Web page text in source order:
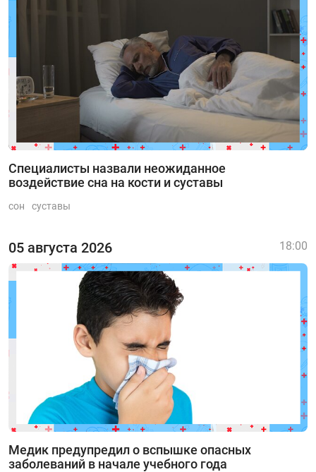
Специалисты назвали неожиданное
воздействие сна на кости и суставы
сон суставы
05 августа 2026
Медик предупредил о вспышке опасных
заболеваний в начале учебного года
18:00